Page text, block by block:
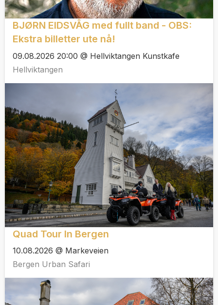
BJØRN EIDSVÅG med fullt band - OBS:
Ekstra billetter ute nå!
09.08.2026 20:00 @ Hellviktangen Kunstkafe
Hellviktangen
Quad Tour In Bergen
10.08.2026 @ Markeveien
Bergen Urban Safari